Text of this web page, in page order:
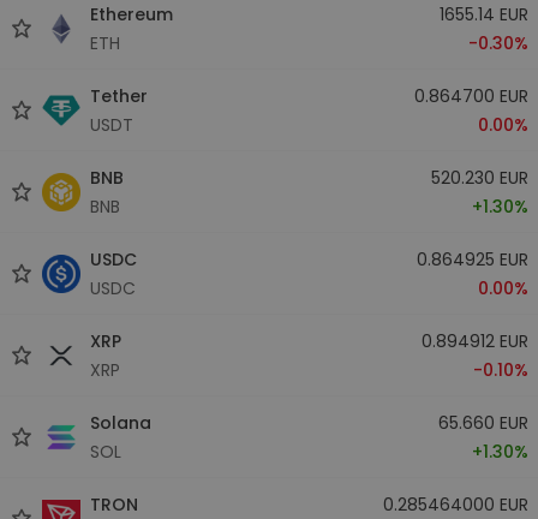
Ethereum
ETH
1655.14 EUR
-0.30%
Tether
USDT
0.864700 EUR
0.00%
BNB
BNB
520.230 EUR
+1.30%
USDC
USDC
0.864925 EUR
0.00%
XRP
XRP
0.894912 EUR
-0.10%
Solana
SOL
65.660 EUR
+1.30%
TRON
0.285464000 EUR